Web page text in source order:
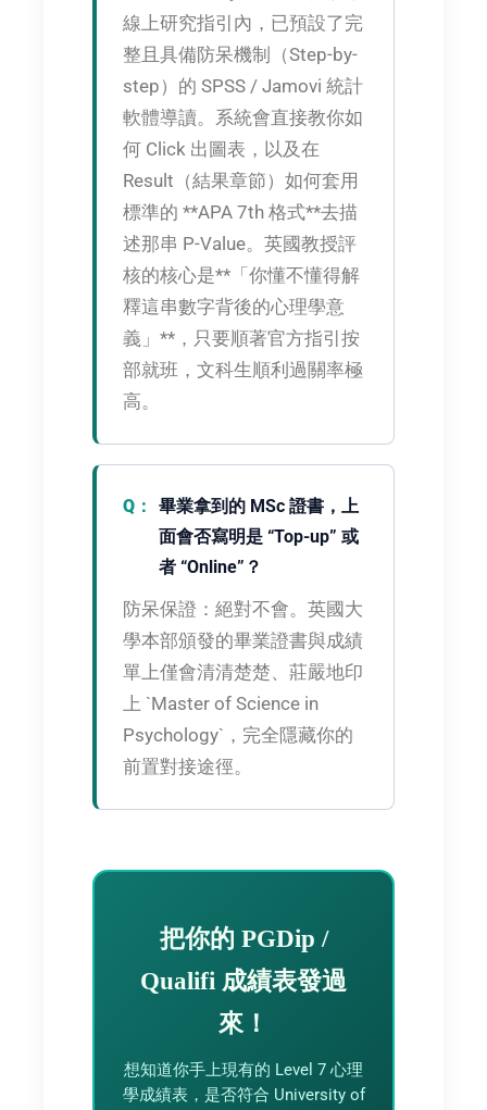
線上研究指引內，已預設了完
整且具備防呆機制（Step-by-
step）的 SPSS / Jamovi 統計
軟體導讀。系統會直接教你如
何 Click 出圖表，以及在
Result（結果章節）如何套用
標準的 **APA 7th 格式**去描
述那串 P-Value。英國教授評
核的核心是**「你懂不懂得解
釋這串數字背後的心理學意
義」**，只要順著官方指引按
部就班，文科生順利過關率極
高。
畢業拿到的 MSc 證書，上
面會否寫明是 “Top-up” 或
者 “Online”？
防呆保證： 絕對不會。英國大
學本部頒發的畢業證書與成績
單上僅會清清楚楚、莊嚴地印
上 `Master of Science in
Psychology`，完全隱藏你的
前置對接途徑。
把你的 PGDip /
Qualifi 成績表發過
來！
想知道你手上現有的 Level 7 心理
學成績表，是否符合 University of